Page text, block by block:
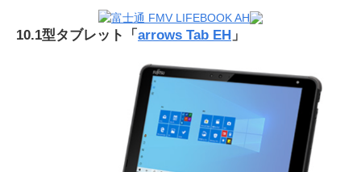
10.1型タブレット「 arrows Tab EH 」